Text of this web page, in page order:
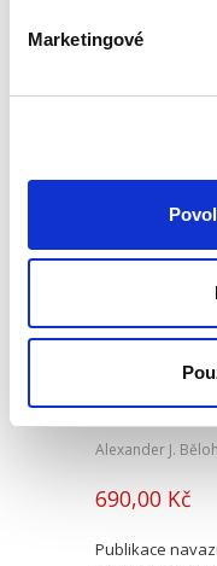
Marketingové
Skončení
nabízí praktický
Alexander J.
690,00 Kč
Publikace